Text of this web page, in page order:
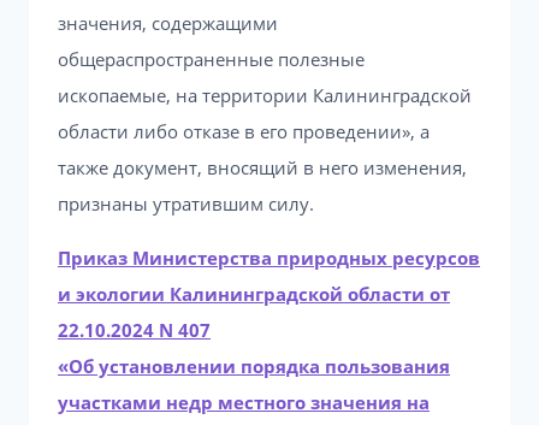
значения, содержащими
общераспространенные полезные
ископаемые, на территории Калининградской
области либо отказе в его проведении», а
также документ, вносящий в него изменения,
признаны утратившим силу.
Приказ Министерства природных ресурсов
и экологии Калининградской области от
22.10.2024 N 407
«Об установлении порядка пользования
участками недр местного значения на